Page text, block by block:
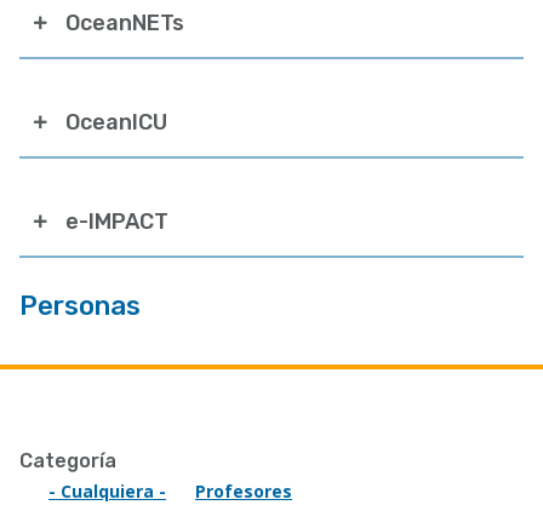
OceanNETs
OceanICU
e-IMPACT
Personas
Categoría
- Cualquiera -
Profesores